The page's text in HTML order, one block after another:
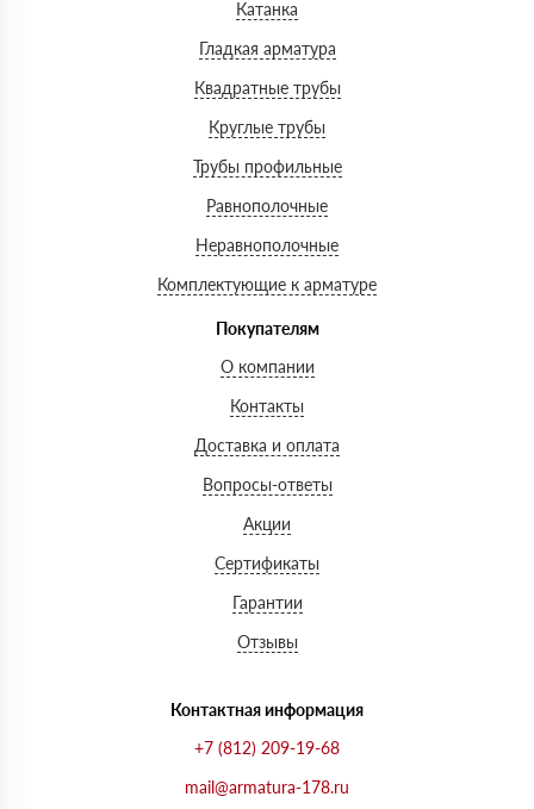
Катанка
Гладкая арматура
Квадратные трубы
Круглые трубы
Трубы профильные
Равнополочные
Неравнополочные
Комплектующие к арматуре
Покупателям
О компании
Контакты
Доставка и оплата
Вопросы-ответы
Акции
Сертификаты
Гарантии
Отзывы
Контактная информация
+7 (812) 209-19-68
mail@armatura-178.ru